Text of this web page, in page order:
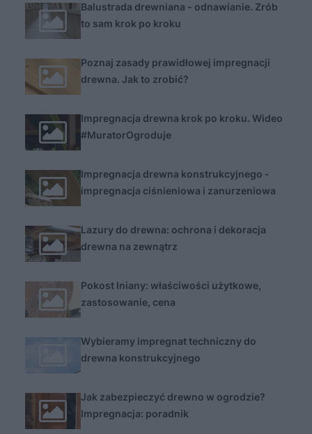
Balustrada drewniana - odnawianie. Zrób
to sam krok po kroku
Poznaj zasady prawidłowej impregnacji
drewna. Jak to zrobić?
Impregnacja drewna krok po kroku. Wideo
#MuratorOgroduje
Impregnacja drewna konstrukcyjnego -
impregnacja ciśnieniowa i zanurzeniowa
Lazury do drewna: ochrona i dekoracja
drewna na zewnątrz
Pokost lniany: właściwości użytkowe,
zastosowanie, cena
Wybieramy impregnat techniczny do
drewna konstrukcyjnego
Jak zabezpieczyć drewno w ogrodzie?
Impregnacja: poradnik